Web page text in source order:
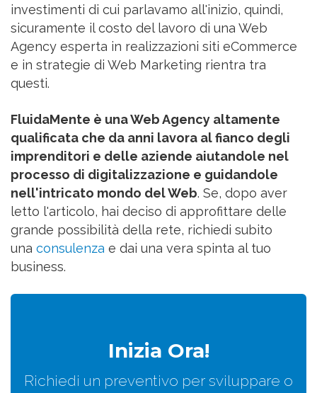
investimenti di cui parlavamo all'inizio, quindi,
sicuramente il costo del lavoro di una Web
Agency esperta in realizzazioni siti eCommerce
e in strategie di Web Marketing rientra tra
questi.
FluidaMente è una Web Agency altamente
qualificata che da anni lavora al fianco degli
imprenditori e delle aziende aiutandole nel
processo di digitalizzazione e guidandole
nell'intricato mondo del Web. Se, dopo aver
letto l'articolo, hai deciso di approfittare delle
grande possibilità della rete, richiedi subito
una consulenza e dai una vera spinta al tuo
business.
Inizia Ora!
Richiedi un preventivo per sviluppare o